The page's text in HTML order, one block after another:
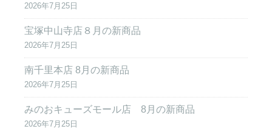
2026年7月25日
宝塚中山寺店８月の新商品
2026年7月25日
南千里本店 8月の新商品
2026年7月25日
みのおキューズモール店 8月の新商品
2026年7月25日